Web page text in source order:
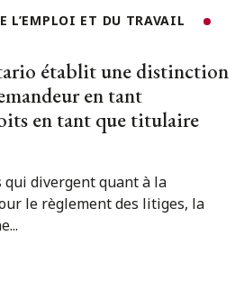
L’EMPLOI ET DU TRAVAIL
établit une distinction
en tant
en tant que titulaire
qui divergent quant à la
le règlement des litiges, la